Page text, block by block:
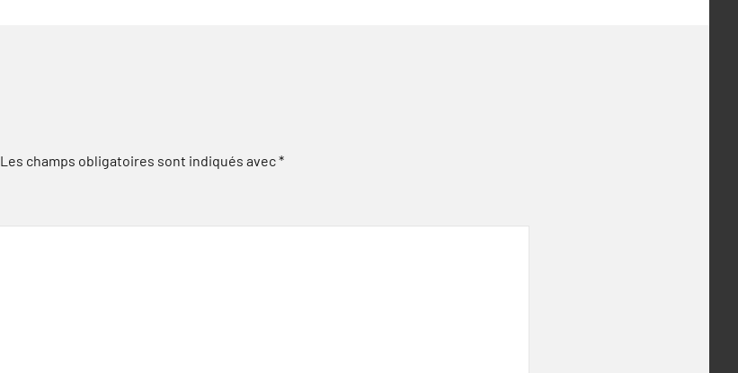
Les champs obligatoires sont indiqués avec*